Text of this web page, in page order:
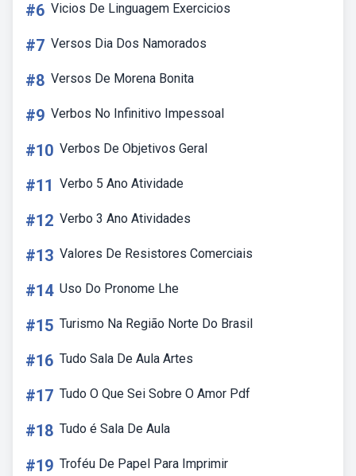
#6 Vicios De Linguagem Exercicios
#7 Versos Dia Dos Namorados
#8 Versos De Morena Bonita
#9 Verbos No Infinitivo Impessoal
#10 Verbos De Objetivos Geral
#11 Verbo 5 Ano Atividade
#12 Verbo 3 Ano Atividades
#13 Valores De Resistores Comerciais
#14 Uso Do Pronome Lhe
#15 Turismo Na Região Norte Do Brasil
#16 Tudo Sala De Aula Artes
#17 Tudo O Que Sei Sobre O Amor Pdf
#18 Tudo é Sala De Aula
#19 Troféu De Papel Para Imprimir